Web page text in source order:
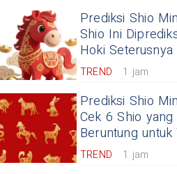
Prediksi Shio
Shio Ini
Hoki Seterusnya
TREND 1 jam
Prediksi Shio
Cek 6 Shio
Beruntung
TREND 1 jam